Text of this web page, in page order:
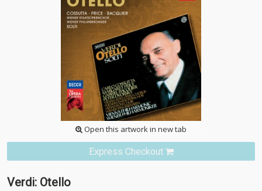
Open this artwork in new tab
Express Checkout
Verdi: Otello